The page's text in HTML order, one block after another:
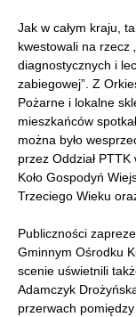
Jak w całym kraju,
kwestowali na rzecz
diagnostycznych i
zabiegowej”. Z
Pożarne i lokalne
mieszkańców
można było
przez Oddział
Koło Gospodyń
Trzeciego Wieku
Publiczności
Gminnym Ośrodku
scenie uświetnili
Adamczyk
przerwach